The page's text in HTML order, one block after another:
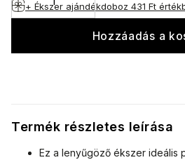
Hozzáadás a
+ Ékszer ajándékdoboz 431 Ft
Termék részletes leírása
Ez a lenyűgöző ékszer ideális